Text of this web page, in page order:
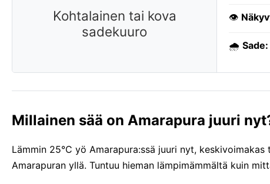
Kohtalainen tai kova
sadekuuro
👁️
🌧️ Sade:
Millainen sää on Amarapura juuri
Lämmin 25°C yö Amarapura:ssä juuri nyt,
Amarapuran yllä. Tuntuu hieman lämpimämmältä kuin